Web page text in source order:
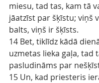
miesu, tad tas, kam tā
jāatzīst par šķīstu; viņš
balts, viņš ir šķīsts.
14 Bet, tiklīdz kādā
uzmetas lieka gaļa, tad
pasludināms par
15 Un, kad priesteris